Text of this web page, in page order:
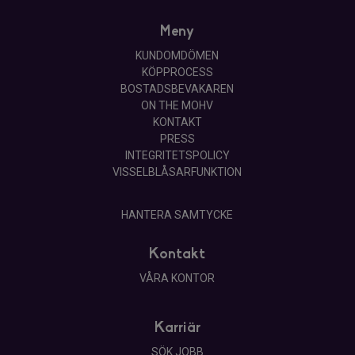
Meny
KUNDOMDÖMEN
KÖPPROCESS
BOSTADSBEVAKAREN
ON THE MOHV
KONTAKT
PRESS
INTEGRITETSPOLICY
VISSELBLÅSARFUNKTION
HANTERA SAMTYCKE
Kontakt
VÅRA KONTOR
Karriär
SÖK JOBB